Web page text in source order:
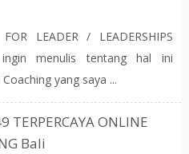
LEADER / LEADERSHIPS
ingin menulis tentang hal ini
yang saya ...
ONLINE
Bali